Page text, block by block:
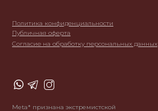
Политика конфиденциальности
Публичная оферта
Согласие на обработку персональных данных
Meta* признана экстремистской